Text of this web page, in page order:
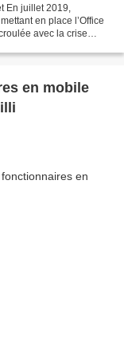
En juillet 2019,
en place l’Office
avec la crise
en mobile